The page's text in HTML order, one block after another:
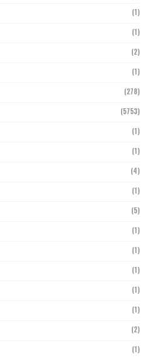
(1)
(1)
(2)
(1)
(278)
(5753)
(1)
(1)
(4)
(1)
(5)
(1)
(1)
(1)
(1)
(1)
(2)
(1)